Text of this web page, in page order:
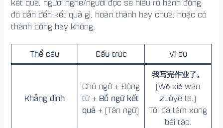
kết quả, người nghe/người đọc sẽ hiểu rõ hành động
đó dẫn đến kết quả gì, hoàn thành hay chưa, hoặc có
thành công hay không.
Thể câu Cấu trúc Ví dụ
Khẳng định
Chủ ngữ + Động
từ + Bổ ngữ kết
quả+ (Tân ngữ)
我写完作业了。
(Wǒ xiě wán
zuòyè le.)
Tôi đã làm xong
bài tập.